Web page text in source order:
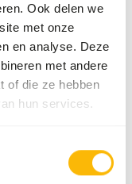
Ook delen we
met onze
en analyse. Deze
met andere
of die ze hebben
hun services.